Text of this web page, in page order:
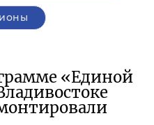
«Единой